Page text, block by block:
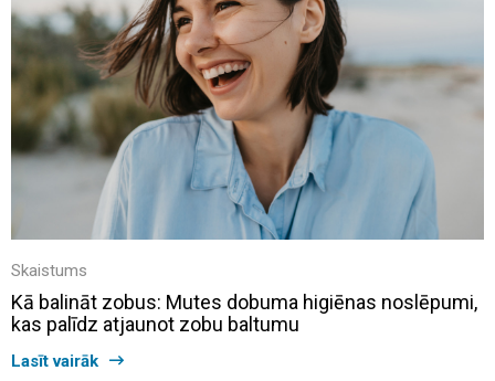
Skaistums
Kā balināt zobus: Mutes dobuma higiēnas noslēpumi,
kas palīdz atjaunot zobu baltumu
Lasīt vairāk